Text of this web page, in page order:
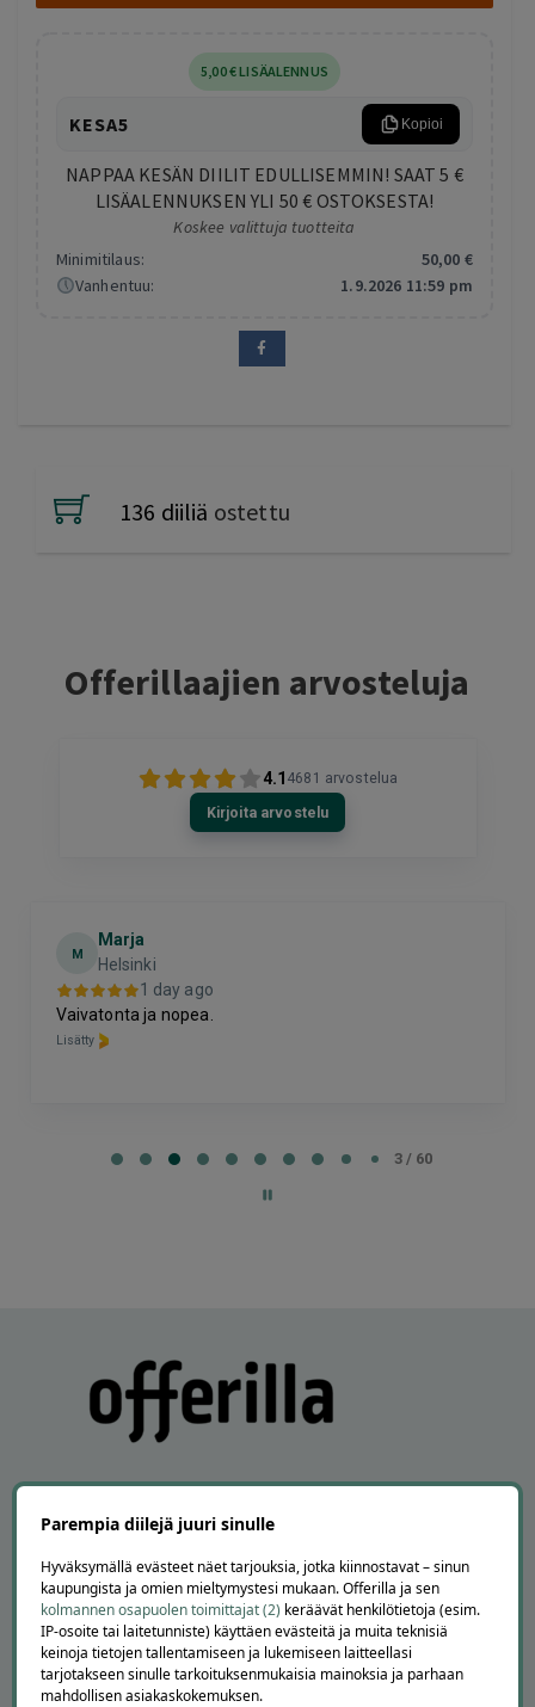
5,00€LISÄALENNUS
KESA5 Kopioi
NAPPAA KESÄN DIILIT EDULLISEMMIN! SAAT 5 €
LISÄALENNUKSEN YLI 50 € OSTOKSESTA!
Koskee valittuja tuotteita
Minimitilaus:
50,00 €
Vanhentuu:
1.9.2026 11:59 pm
136 diiliä ostettu
Offerillaajien arvosteluja
4.1 4681 arvostelua
Kirjoita arvostelu
M
Marja
Helsinki
1 day ago
Vaivatonta ja nopea.
Lisätty
3 / 60
APUA JA NEUVOJA
Peruuta tilaus
Asiakaspalvelu
Kuinka Offerilla toimii
Usein kysytyt kysymykset
Parempia diilejä juuri sinulle
Hyväksymällä evästeet näet tarjouksia, jotka kiinnostavat – sinun
kaupungista ja omien mieltymystesi mukaan. Offerilla ja sen
kolmannen osapuolen toimittajat (2) keräävät henkilötietoja (esim.
IP-osoite tai laitetunniste) käyttäen evästeitä ja muita teknisiä
keinoja tietojen tallentamiseen ja lukemiseen laitteellasi
tarjotakseen sinulle tarkoituksenmukaisia mainoksia ja parhaan
mahdollisen asiakaskokemuksen.